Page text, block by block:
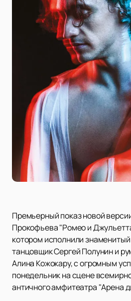
Премьерный показ новой
Прокофьева "Ромео и
котором исполнили
танцовщик Сергей Полунин и
Алина Кожокару, с огромным
понедельник на сцене
античного амфитеатра "Арена